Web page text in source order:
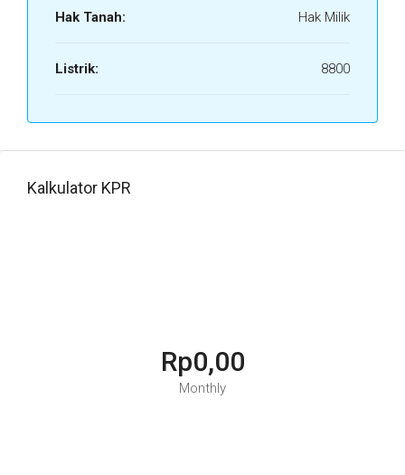
Hak Tanah: Hak Milik
Listrik: 8800
Kalkulator KPR
Rp0,00
Monthly